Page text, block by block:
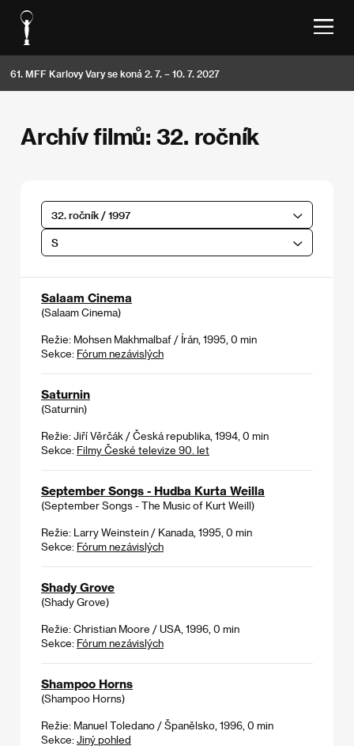
61. MFF Karlovy Vary se koná 2. 7. – 10. 7. 2027
Archív filmů: 32. ročník
32. ročník / 1997
S
Salaam Cinema
(Salaam Cinema)
Režie: Mohsen Makhmalbaf / Írán, 1995, 0 min
Sekce: Fórum nezávislých
Saturnin
(Saturnin)
Režie: Jiří Věrčák / Česká republika, 1994, 0 min
Sekce: Filmy České televize 90. let
September Songs - Hudba Kurta Weilla
(September Songs - The Music of Kurt Weill)
Režie: Larry Weinstein / Kanada, 1995, 0 min
Sekce: Fórum nezávislých
Shady Grove
(Shady Grove)
Režie: Christian Moore / USA, 1996, 0 min
Sekce: Fórum nezávislých
Shampoo Horns
(Shampoo Horns)
Režie: Manuel Toledano / Španělsko, 1996, 0 min
Sekce: Jiný pohled